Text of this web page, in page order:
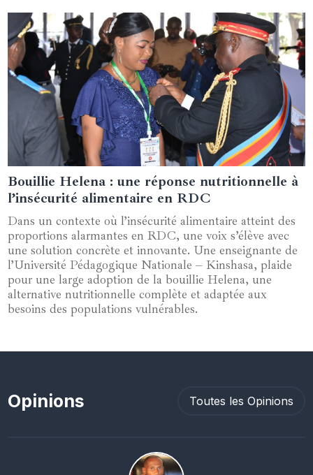
07 mars 2025
Bouillie Helena : une réponse nutritionnelle à
l’insécurité alimentaire en RDC
Dans un contexte où l’insécurité alimentaire atteint des
proportions alarmantes en RDC, une voix s’élève avec
une solution concrète et innovante. Une enseignante de
l’Université Pédagogique Nationale – Kinshasa, plaide
pour une large adoption de la bouillie Helena, une
alternative nutritionnelle complète et adaptée aux
besoins des populations vulnérables.
Opinions Toutes les Opinions